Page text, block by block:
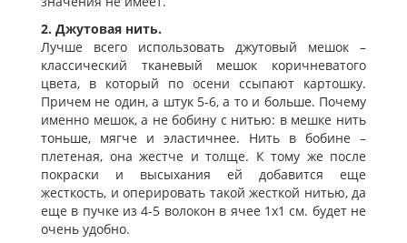
2. Джутовая нить.
Лучше всего использовать джутовый мешок –
классический тканевый мешок коричневатого
цвета, в который по осени ссыпают картошку.
Причем не один, а штук 5-6, а то и больше. Почему
именно мешок, а не бобину с нитью: в мешке нить
тоньше, мягче и эластичнее. Нить в бобине –
плетеная, она жестче и толще. К тому же после
покраски и высыхания ей добавится еще
жесткость, и оперировать такой жесткой нитью, да
еще в пучке из 4-5 волокон в ячее 1х1 см. будет не
очень удобно.